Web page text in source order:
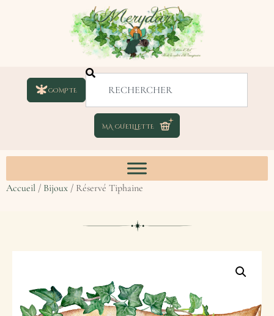
COMPTE
Accueil / Bijoux / Réservé Tiphaine